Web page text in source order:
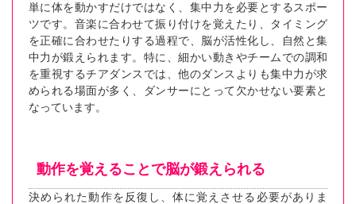
単に体を動かすだけではなく、集中力を必要とするスポー
ツです。音楽に合わせて振り付けを覚えたり、タイミング
を正確に合わせたりする過程で、脳が活性化し、自然と集
中力が鍛えられます。特に、細かい動きやチームでの調和
を重視するチアダンスでは、他のダンスよりも集中力が求
められる場面が多く、ダンサーにとって欠かせない要素と
なっています。
動作を覚えることで脳が鍛えられる
決められた動作を反復し、体に覚えさせる必要がありま